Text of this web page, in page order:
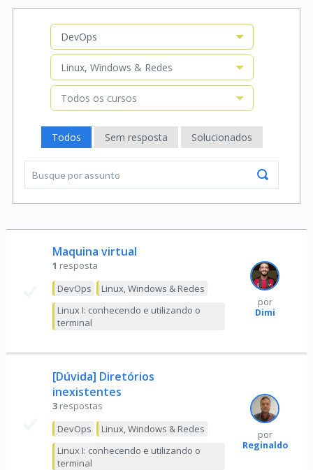
DevOps
Linux, Windows & Redes
Todos os cursos
Todos Sem resposta Solucionados
Maquina virtual
1 resposta
DevOps
Linux, Windows & Redes
Linux I: conhecendo e utilizando o
terminal
por
Dimi
[Dúvida] Diretórios
inexistentes
3 respostas
DevOps
Linux, Windows & Redes
Linux I: conhecendo e utilizando o
terminal
por
Reginaldo